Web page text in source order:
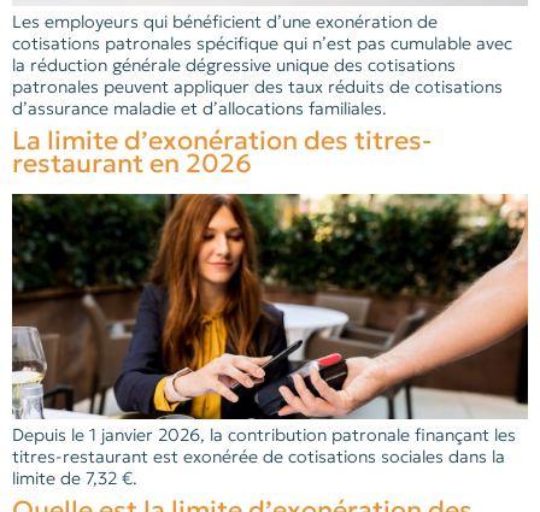
Les employeurs qui bénéficient d’une exonération de
cotisations patronales spécifique qui n’est pas cumulable avec
la réduction générale dégressive unique des cotisations
patronales peuvent appliquer des taux réduits de cotisations
d’assurance maladie et d’allocations familiales.
La limite d’exonération des titres-
restaurant en 2026
Depuis le 1 janvier 2026, la contribution patronale finançant les
titres-restaurant est exonérée de cotisations sociales dans la
limite de 7,32 €.